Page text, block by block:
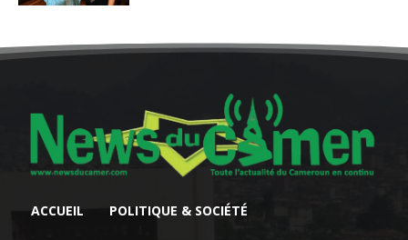
ACCUEIL POLITIQUE & SOCIÉTÉ